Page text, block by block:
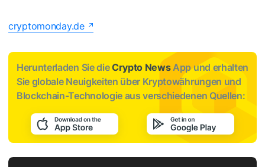
cryptomonday.de
Herunterladen Sie dieCrypto NewsApp und erhalten
Sie globale Neuigkeiten über Kryptowährungen und
Blockchain-Technologie aus verschiedenen Quellen: